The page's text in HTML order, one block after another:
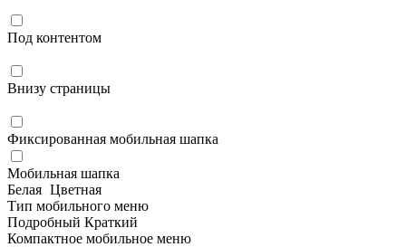
Под контентом
Внизу страницы
Фиксированная мобильная шапка
Мобильная шапка
Белая Цветная
Тип мобильного меню
Подробный Краткий
Компактное мобильное меню